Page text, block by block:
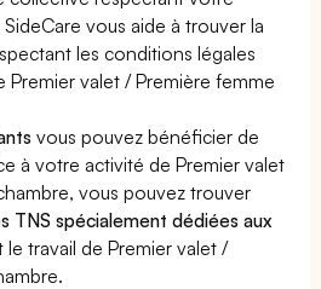
vous aide à trouver la
les conditions légales
Premier valet / Première femme
vous pouvez bénéficier de
à votre activité de Premier valet
vous pouvez trouver
TNS spécialement dédiées aux
le travail de Premier valet /